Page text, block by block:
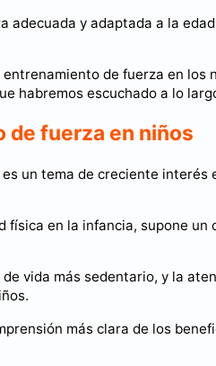
adecuada y adaptada a la
de fuerza en los
habremos escuchado a lo
de fuerza en niños
un tema de creciente
en la infancia, supone
vida más sedentario, y la
más clara de los